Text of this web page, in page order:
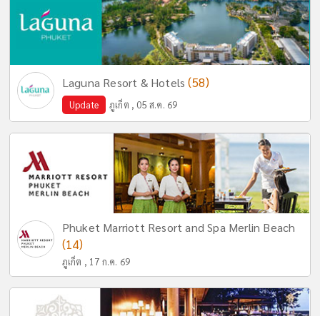
Laguna Resort & Hotels(58)
Update ภูเก็ต , 05 ส.ค. 69
Phuket Marriott Resort and Spa Merlin Beach
(14)
ภูเก็ต , 17 ก.ค. 69